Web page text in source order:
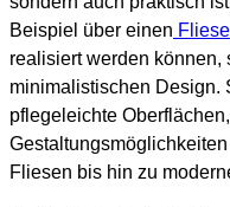
Beispiel über einen
realisiert werden
minimalistischen Design.
pflegeleichte
Fliesen bis hin zu